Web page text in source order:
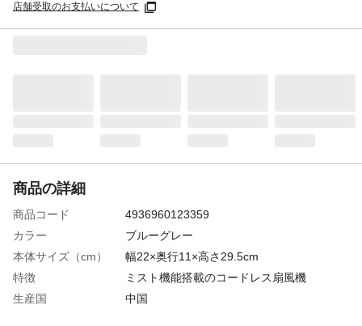
店舗受取のお支払いについて
商品の詳細
商品コード
4936960123359
カラー
ブルーグレー
本体サイズ（cm）
幅22×奥行11×高さ29.5cm
特徴
ミスト機能搭載のコードレス扇風機
生産国
中国